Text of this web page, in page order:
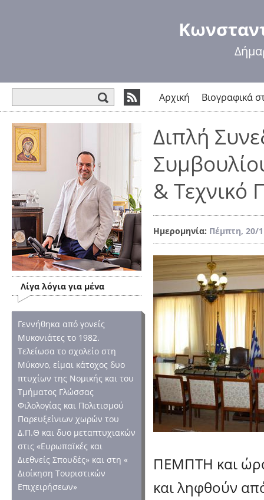
Αρχική Βιογραφικά
Λίγα λόγια για μένα
Γεννήθηκα από γονείς
Μυκονιάτες το 1982.
Τελείωσα το σχολείο στη
Μύκονο, είμαι κάτοχος δυο
πτυχίων της Νομικής και του
Τμήματος Γλώσσας
Φιλολογίας και Πολιτισμού
Παρευξείνιων χωρών του
Δ.Π.Θ και δυο μεταπτυχιακών
στις «Ευρωπαϊκές και
Διεθνείς Σπουδές» και στη «
Διοίκηση Τουριστικών
Επιχειρήσεων»
Διπλή
& Τεχνικό
Ημερομηνία: Πέμπτη, 20/
ΠΕΜΠΤΗ και
και ληφθούν